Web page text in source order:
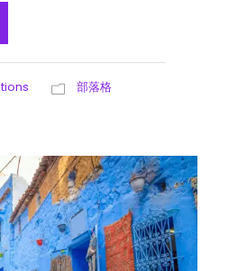
部落格